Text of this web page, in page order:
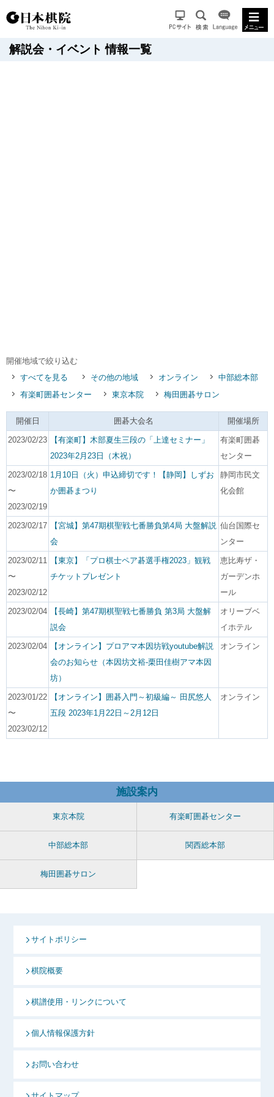
解説会・イベント 情報一覧
開催地域で絞り込む
すべてを見る
その他の地域 オンライン
中部総本部
有楽町囲碁センター
東京本院 梅田囲碁サロン
開催日 囲碁大会名 開催場所
2023/02/23
【有楽町】木部夏生三段の「上達セミナー」
2023年2月23日（木祝）
有楽町囲碁
センター
2023/02/18
〜
2023/02/19
1月10日（火）申込締切です！【静岡】しずお
か囲碁まつり
静岡市民文
化会館
2023/02/17
【宮城】第47期棋聖戦七番勝負第4局 大盤解説
会
仙台国際セ
ンター
2023/02/11
〜
2023/02/12
【東京】「プロ棋士ペア碁選手権2023」観戦
チケットプレゼント
恵比寿ザ・
ガーデンホ
ール
2023/02/04
【長崎】第47期棋聖戦七番勝負 第3局 大盤解
説会
オリーブベ
イホテル
2023/02/04
【オンライン】プロアマ本因坊戦youtube解説
会のお知らせ（本因坊文裕-栗田佳樹アマ本因
坊）
オンライン
2023/01/22
〜
2023/02/12
【オンライン】囲碁入門～初級編～ 田尻悠人
五段 2023年1月22日～2月12日
オンライン
施設案内
東京本院 有楽町囲碁センター
中部総本部 関西総本部
梅田囲碁サロン
サイトポリシー
棋院概要
棋譜使用・リンクについて
個人情報保護方針
お問い合わせ